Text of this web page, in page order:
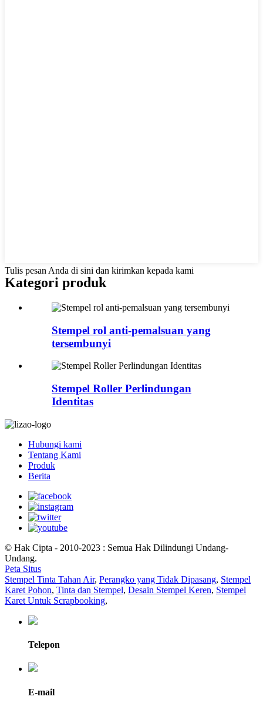
Tulis pesan Anda di sini dan kirimkan kepada kami
Kategori produk
Stempel rol anti-pemalsuan yang
tersembunyi
Stempel Roller Perlindungan
Identitas
Hubungi kami
Tentang Kami
Produk
Berita
© Hak Cipta - 2010-2023 : Semua Hak Dilindungi Undang-
Undang.
Peta Situs
Stempel Tinta Tahan Air, Perangko yang Tidak Dipasang, Stempel
Karet Pohon, Tinta dan Stempel, Desain Stempel Keren, Stempel
Karet Untuk Scrapbooking,
Telepon
E-mail